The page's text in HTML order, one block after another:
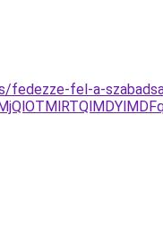
fedezze-fel-a-